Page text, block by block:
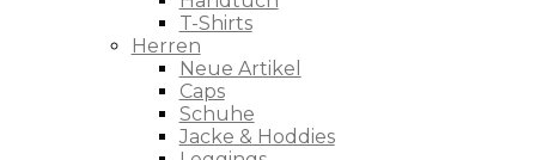
T-Shirts
Herren
Neue Artikel
Caps
Schuhe
Jacke & Hoddies